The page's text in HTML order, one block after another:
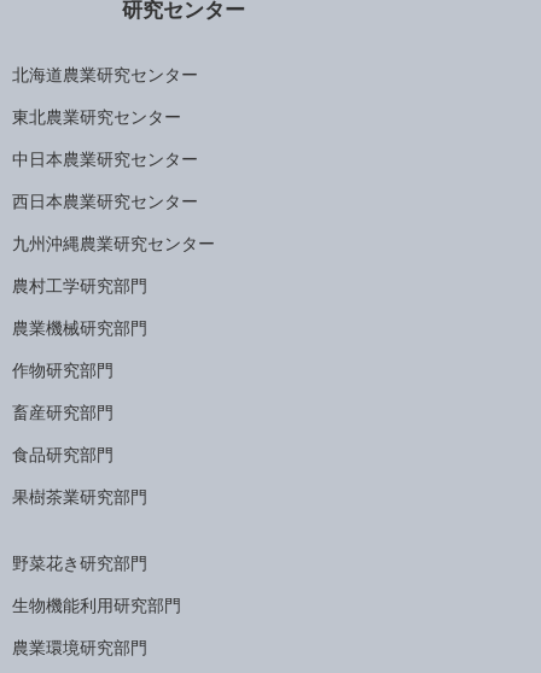
研究センター
北海道農業研究センター
東北農業研究センター
中日本農業研究センター
西日本農業研究センター
九州沖縄農業研究センター
農村工学研究部門
農業機械研究部門
作物研究部門
畜産研究部門
食品研究部門
果樹茶業研究部門
野菜花き研究部門
生物機能利用研究部門
農業環境研究部門